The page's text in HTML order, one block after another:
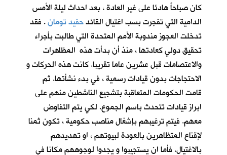
كان صباحاً هادئا على غير العادة ، بعد احداث ليلة الأمس
الدامية التي تفجرت بسب اغتيال القائدحفيد تومان. فقد
تدخلت العجوز مندوبة الأمم المتحدة التي طالبت بأجراء
تحقيق دولي كعادتها ، منذ أن بدأت هذه المظاهرات
والاعتصامات قبل عشرين عاما تقريبا. كانت هذه الحركات و
الاحتجاجات بدون قيادات رسمية ، في بدء نشأتها. ثم
قامت الحكومات المتعاقبة بتشجيع الناشطين منهم على
ابراز قيادات تتحدث باسم الجموع. لكي يتم التفاوض
معهم. فيتم ترغيبهم بإشغال مناصب حكومية ، تكون ثمنا
لإقناع المتظاهرين بالعودة لبيوتهم ، او تهديدهم
بالاغتيال. فأما ان يستجيبوا و يجدوا لوجوههم مكانا في